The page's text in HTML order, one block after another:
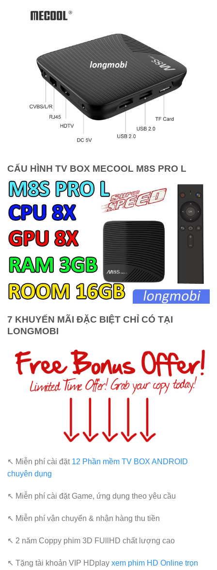
CẤU HÌNH TV BOX MECOOL M8S PRO L
7 KHUYẾN MÃI ĐẶC BIỆT CHỈ CÓ TẠI
LONGMOBI
↖ Miễn phí cài đặt 12 Phần mềm TV BOX ANDROID
chuyên dụng
↖ Miễn phí cài đặt Game, ứng dụng theo yêu cầu
↖ Miễn phí vận chuyển & nhận hàng thu tiền
↖ 2 năm Coppy phim 3D FUllHD chất lượng cao
↖ Tặng tài khoản VIP HDplay xem phim HD Online trọn